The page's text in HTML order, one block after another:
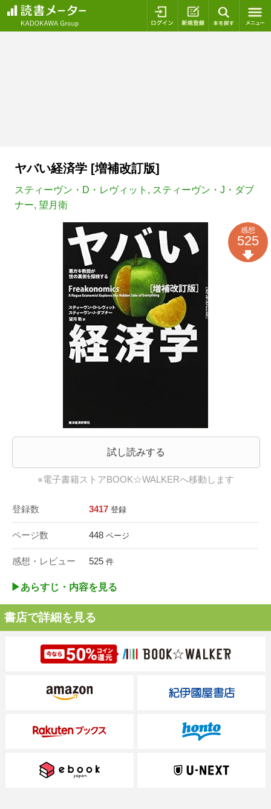
ログイン 新規登録
ヤバい経済学 [増補改訂版]
スティーヴン・D・レヴィット , スティーヴン・J・ダブ
ナー, 望月衛
試し読みする
※電子書籍ストアBOOK☆WALKERへ移動します
登録数 3417 登録
ページ数 448 ページ
感想・レビュー 525 件
感想
525
▶︎あらすじ・内容を見る
書店で詳細を見る